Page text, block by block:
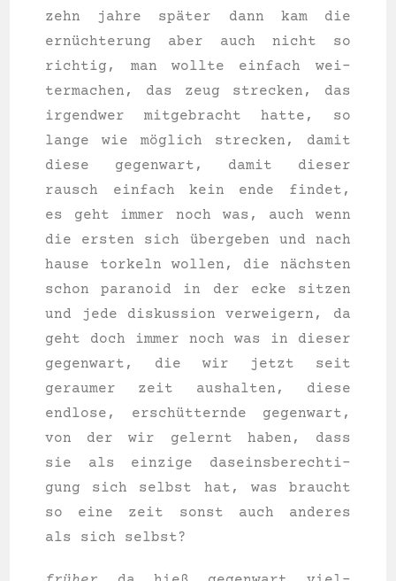
zehn jah­re später dann kam die
ernüchterung aber auch nicht so
rich­tig, man woll­te ein­fach wei­
ter­ma­chen, das zeug stre­cken, das
irgend­wer mit­ge­bracht hat­te, so
lan­ge wie möglich stre­cken, damit
die­se gegen­wart, damit die­ser
rausch ein­fach kein ende fin­det,
es geht immer noch was, auch wenn
die ers­ten sich übergeben und nach
hau­se tor­keln wol­len, die nächsten
schon para­no­id in der ecke sit­zen
und jede dis­kus­si­on ver­wei­gern, da
geht doch immer noch was in die­ser
gegen­wart, die wir jetzt seit
gerau­mer zeit aus­hal­ten, die­se
end­lo­se, erschütternde gegen­wart,
von der wir gelernt haben, dass
sie als ein­zi­ge daseins­be­rech­ti­
gung sich selbst hat, was braucht
so eine zeit sonst auch ande­res
als sich selbst?